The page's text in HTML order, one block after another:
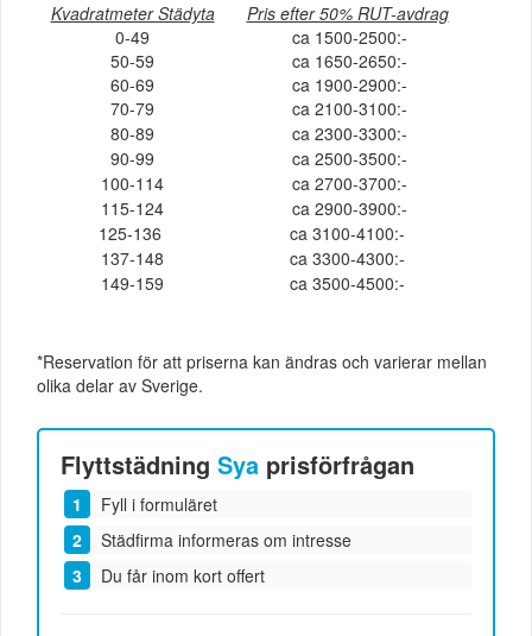
Kvadratmeter Städyta
Pris efter 50% RUT-avdrag
0-49
ca 1500-2500:-
50-59
ca 1650-2650:-
60-69
ca 1900-2900:-
70-79
ca 2100-3100:-
80-89
ca 2300-3300:-
90-99
ca 2500-3500:-
100-114
ca 2700-3700:-
115-124
ca 2900-3900:-
125-136
ca 3100-4100:-
137-148
ca 3300-4300:-
149-159
ca 3500-4500:-
*Reservation för att priserna kan ändras och varierar mellan
olika delar av Sverige.
FlyttstädningSya prisförfrågan
Fyll i formuläret
Städfirma informeras om intresse
Du får inom kort offert